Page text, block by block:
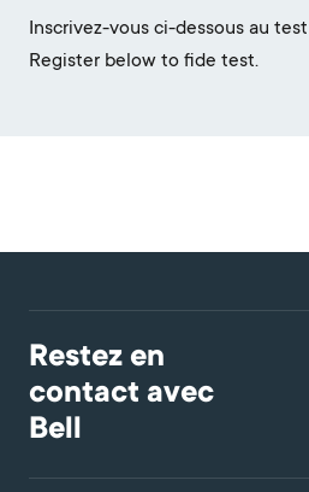
Inscrivez-vous ci-dessous au
Register below to fide test.
Restez en
contact avec
Bell